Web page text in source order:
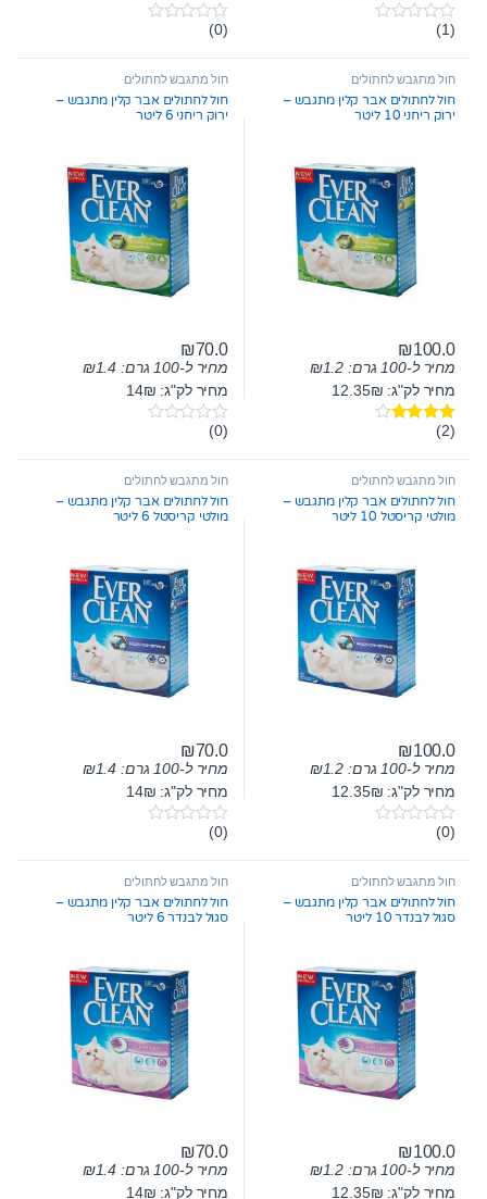
0
t
o
f
5
(1)
0
t
o
f
5
(0)
חול מתגבש לחתולים
חול לחתולים אבר קלין מתגבש –
ירוק ריחני 10 ליטר
₪100.0
מחיר ל-100 גרם: ₪1.2
מחיר לק"ג: 12.35₪
דורג(2)
חול מתגבש לחתולים
חול לחתולים אבר קלין מתגבש –
ירוק ריחני 6 ליטר
₪70.0
מחיר ל-100 גרם: ₪1.4
מחיר לק"ג: 14₪
0
t
o
f
5
(0)
חול מתגבש לחתולים
חול לחתולים אבר קלין מתגבש –
מולטי קריסטל 10 ליטר
₪100.0
מחיר ל-100 גרם: ₪1.2
מחיר לק"ג: 12.35₪
0
t
f
5
(0)
חול מתגבש לחתולים
חול לחתולים אבר קלין מתגבש –
מולטי קריסטל 6 ליטר
₪70.0
מחיר ל-100 גרם: ₪1.4
מחיר לק"ג: 14₪
0
t
f
5
(0)
חול מתגבש לחתולים
חול לחתולים אבר קלין מתגבש –
סגול לבנדר 10 ליטר
₪100.0
מחיר ל-100 גרם: ₪1.2
מחיר לק"ג: 12.35₪
חול מתגבש לחתולים
חול לחתולים אבר קלין מתגבש –
סגול לבנדר 6 ליטר
₪70.0
מחיר ל-100 גרם: ₪1.4
מחיר לק"ג: 14₪